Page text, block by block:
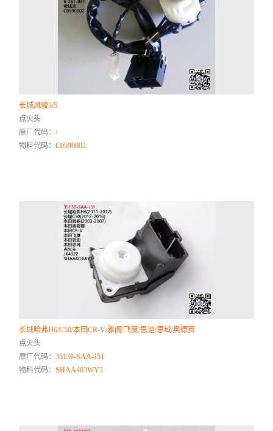
长城风骏3/5
点火头
原厂代码：/
物料代码：C0590002
长城哈弗H6/C50/本田CR-V/雅阁/飞度/思迪/思域/奥德赛
点火头
原厂代码：35130-SAA-J51
物料代码：SHAA403WY3